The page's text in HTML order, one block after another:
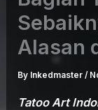
Alasan
By Inkedmaster/
Tatoo Art